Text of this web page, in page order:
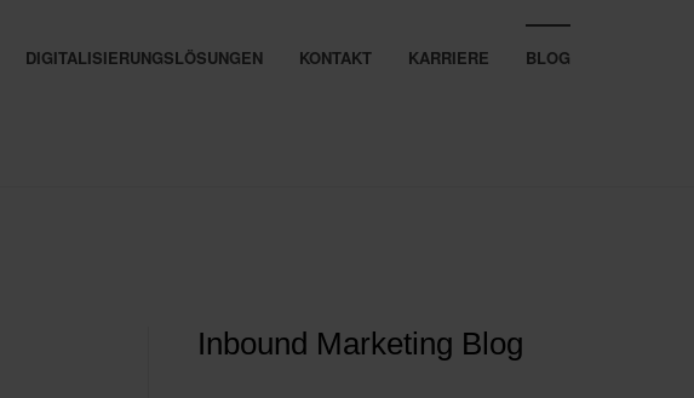
DIGITALISIERUNGSLÖSUNGEN KONTAKT KARRIERE BLOG
Inbound Marketing Blog